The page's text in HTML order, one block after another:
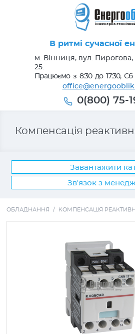
В ритмі сучасної
м. Вінниця, вул. Пирогова,
25.
Працюємо з 8:30 до 17:30,
0(800) 75-
Компенсація
Завантажити
Зв'язок з
Лічильники електроенергії
Кабель, провід
Низьковольтне обладнання
Шафи електротехнічні
Компенсація реактивної
ОБЛАДНАННЯ / КОМПЕНСАЦІЯ